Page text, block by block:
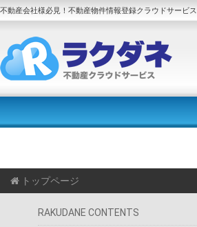
不動産会社様必見！不動産物件情報登録クラウドサービス
トップページ
RAKUDANE CONTENTS